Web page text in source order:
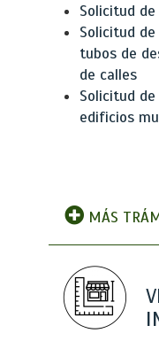
Solicitud de
Solicitud
tubos de
de calles
Solicitud
edificios
MÁS